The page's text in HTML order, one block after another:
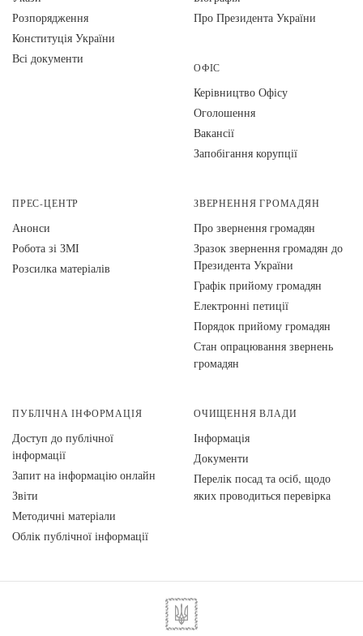
Розпорядження
Конституція України
Всі документи
Про Президента України
ОФІС
Керівництво Офісу
Оголошення
Вакансії
Запобігання корупції
ПРЕС-ЦЕНТР
Анонси
Робота зі ЗМІ
Розсилка матеріалів
ЗВЕРНЕННЯ ГРОМАДЯН
Про звернення громадян
Зразок звернення громадян до
Президента України
Графік прийому громадян
Електронні петиції
Порядок прийому громадян
Стан опрацювання звернень
громадян
ПУБЛІЧНА ІНФОРМАЦІЯ
Доступ до публічної
інформації
Запит на інформацію онлайн
Звіти
Методичні матеріали
Облік публічної інформації
ОЧИЩЕННЯ ВЛАДИ
Інформація
Документи
Перелік посад та осіб, щодо
яких проводиться перевірка